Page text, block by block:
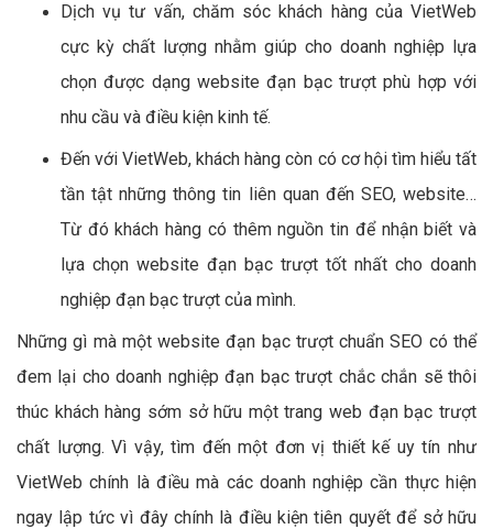
Dịch vụ tư vấn, chăm sóc khách hàng của VietWeb
cực kỳ chất lượng nhằm giúp cho doanh nghiệp lựa
chọn được dạng website đạn bạc trượt phù hợp với
nhu cầu và điều kiện kinh tế.
Đến với VietWeb, khách hàng còn có cơ hội tìm hiểu tất
tần tật những thông tin liên quan đến SEO, website…
Từ đó khách hàng có thêm nguồn tin để nhận biết và
lựa chọn website đạn bạc trượt tốt nhất cho doanh
nghiệp đạn bạc trượt của mình.
Những gì mà một website đạn bạc trượt chuẩn SEO có thể
đem lại cho doanh nghiệp đạn bạc trượt chắc chắn sẽ thôi
thúc khách hàng sớm sở hữu một trang web đạn bạc trượt
chất lượng. Vì vậy, tìm đến một đơn vị thiết kế uy tín như
VietWeb chính là điều mà các doanh nghiệp cần thực hiện
ngay lập tức vì đây chính là điều kiện tiên quyết để sở hữu